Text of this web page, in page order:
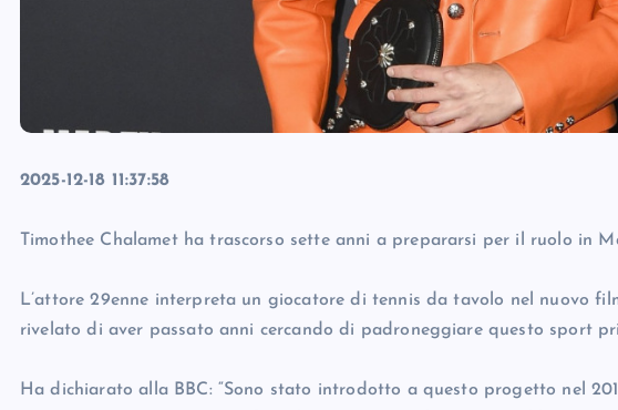
2025-12-18 11:37:58
Timothee Chalamet ha trascorso sette anni a prepararsi per il ruolo in
L’attore 29enne interpreta un giocatore di tennis da tavolo nel nuovo
rivelato di aver passato anni cercando di padroneggiare questo sport
Ha dichiarato alla BBC: “Sono stato introdotto a questo progetto nel